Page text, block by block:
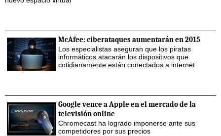
McAfee: ciberataques aumentarán en 2015
Los especialistas aseguran que los piratas
informáticos atacarán los dispositivos que
cotidianamente están conectados a internet
Google vence a Apple en el mercado de la
televisión online
Chromecast ha logrado imponerse ante sus
competidores por sus precios